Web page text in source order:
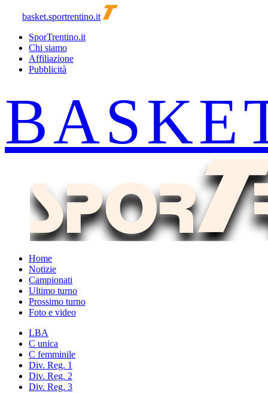
basket.sportrentino.it
SporTrentino.it
Chi siamo
Affiliazione
Pubblicità
Home
Notizie
Campionati
Ultimo turno
Prossimo turno
Foto e video
LBA
C unica
C femminile
Div. Reg. 1
Div. Reg. 2
Div. Reg. 3